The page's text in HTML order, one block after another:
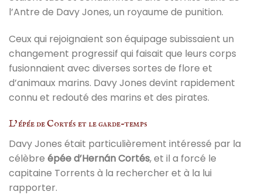
l’Antre de Davy Jones, un royaume de punition.
Ceux qui rejoignaient son équipage subissaient un
changement progressif qui faisait que leurs corps
fusionnaient avec diverses sortes de flore et
d’animaux marins. Davy Jones devint rapidement
connu et redouté des marins et des pirates.
L’épée de Cortés et le garde-temps
Davy Jones était particulièrement intéressé par la
célèbre épée d’Hernán Cortés, et il a forcé le
capitaine Torrents à la rechercher et à la lui
rapporter.